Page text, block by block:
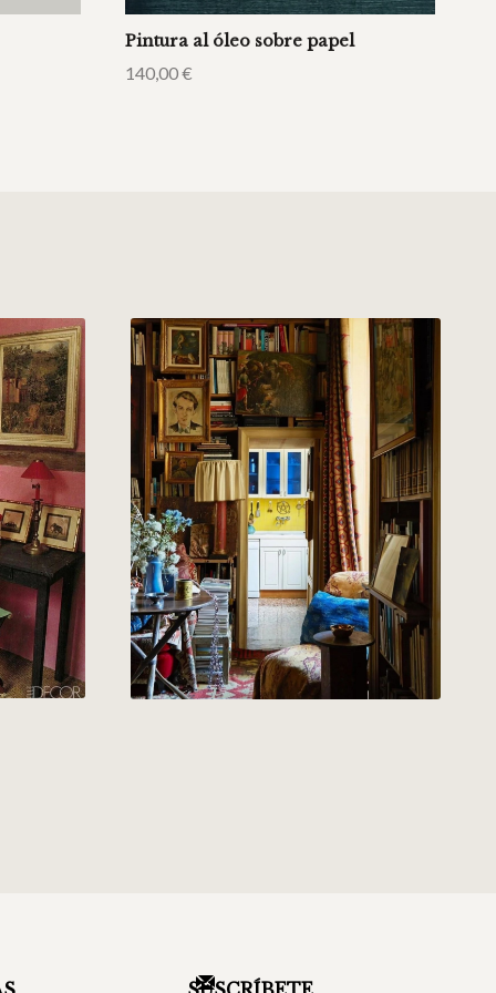
Pintura al óleo sobre papel
140,00€